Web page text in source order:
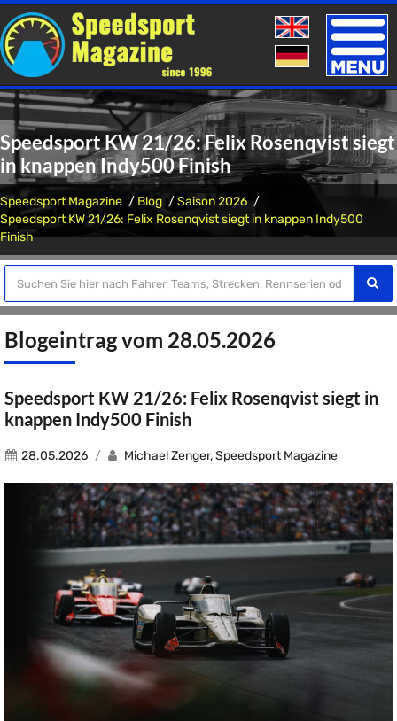
Toggle
Speedsport KW 21/26: Felix Rosenqvist siegt
in knappen Indy500 Finish
Speedsport Magazine Blog
Saison 2026
Speedsport KW 21/26: Felix Rosenqvist siegt in knappen Indy500
Finish
Blogeintrag vom 28.05.2026
Speedsport KW 21/26: Felix Rosenqvist siegt in
knappen Indy500 Finish
28.05.2026 Michael Zenger, Speedsport Magazine